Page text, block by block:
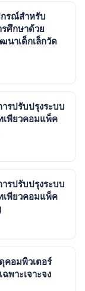
รณ์สำหรับ
ศึกษาด้วย
นาเด็กเล็กวัด
รปรับปรุงระบบ
พียวคอมแพ็ค
รปรับปรุงระบบ
พียวคอมแพ็ค
คอมพิวเตอร์
พาะเจาะจง